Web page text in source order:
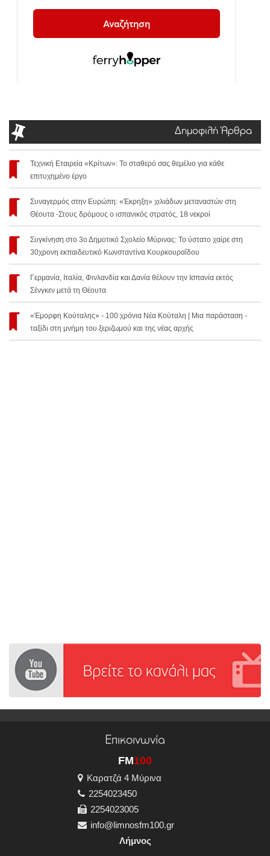
Δημοφιλή Άρθρα
Τεχνική Εταιρεία «Κρίτων»: Το σταθερό σας θεμέλιο για κάθε
επιτυχημένο έργο
Συναγερμός στην Ευρώπη: «Έκρηξη» χιλιάδων μεταναστών στη
Θέουτα -Στους δρόμους ο ισπανικός στρατός, 18 νεκροί
Συγκίνηση στο 3ο Δημοτικό Σχολείο Μύρινας: Το ύστατο χαίρε στη
30χρονη εκπαιδευτικό Κωνσταντίνα Κουρκουραΐδου
Γερμανία, Ιταλία, Φινλανδία και Δανία θέλουν την Ισπανία εκτός
Σένγκεν μετά τη Θέουτα
«Έμορφη Κούταλης» - 100 χρόνια Νέα Κούταλη | Μια παράσταση -
ταξίδι στη μνήμη του ξεριζωμού και της νέας αρχής
Επικοινωνία
FM100
Καρατζά 4 Μύρινα
2254023450
2254023005
info@limnosfm100.gr
Λήμνος